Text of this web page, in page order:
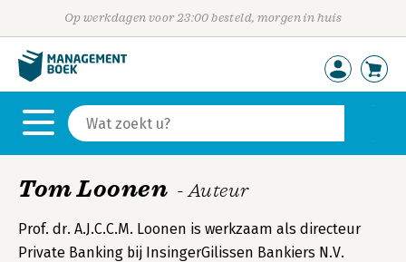
Op werkdagen voor 23:00 besteld, morgen in huis
Tom Loonen - Auteur
Prof. dr. A.J.C.C.M. Loonen is werkzaam als directeur
Private Banking bij InsingerGilissen Bankiers N.V.